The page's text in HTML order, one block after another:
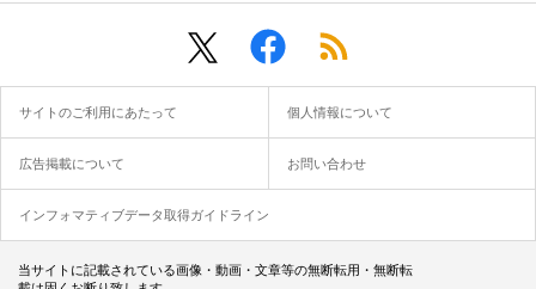
サイトのご利用にあたって 個人情報について
広告掲載について お問い合わせ
インフォマティブデータ取得ガイドライン
当サイトに記載されている画像・動画・文章等の無断転用・無断転